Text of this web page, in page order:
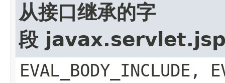
从接口继承的字
段
EVAL_BODY_INCLUDE,